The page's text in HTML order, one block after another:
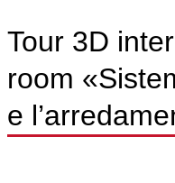
Tour 3D
room
e